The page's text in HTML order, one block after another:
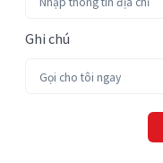
Ghi chú